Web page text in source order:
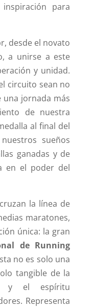
para
desde el novato
a unirse a este
y unidad.
circuito sean no
una jornada más
de nuestra
al final del
sueños
ganadas y de
en el poder del
la línea de
maratones,
única: la gran
de Running
no es solo una
tangible de la
y el espíritu
Representa